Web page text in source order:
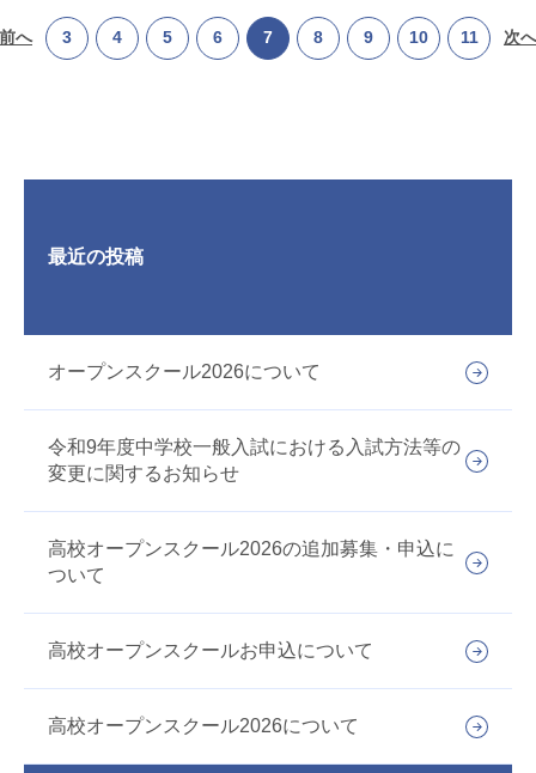
へ 3 4 5 6 7 8 9 10 11 次
最近の投稿
オープンスクール2026について
令和9年度中学校一般入試における入試方法等の
変更に関するお知らせ
高校オープンスクール2026の追加募集・申込に
ついて
高校オープンスクールお申込について
高校オープンスクール2026について